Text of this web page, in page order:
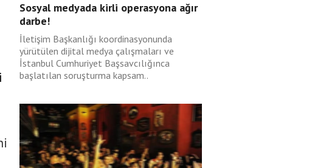
Sosyal medyada kirli operasyona ağır
darbe!
İletişim Başkanlığı koordinasyonunda
yürütülen dijital medya çalışmaları ve
İstanbul Cumhuriyet Başsavcılığınca
başlatılan soruşturma kapsam..